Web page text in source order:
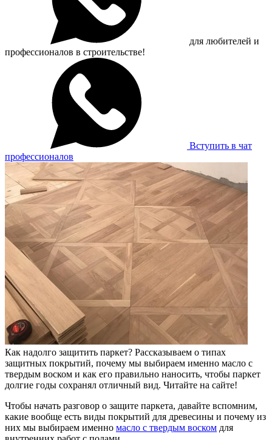
для любителей и
профессионалов в строительстве!
Вступить в чат
профессионалов
Как надолго защитить паркет? Рассказываем о типах
защитных покрытий, почему мы выбираем именно масло с
твердым воском и как его правильно наносить, чтобы паркет
долгие годы сохранял отличный вид. Читайте на сайте!
Чтобы начать разговор о защите паркета, давайте вспомним,
какие вообще есть виды покрытий для древесины и почему из
них мы выбираем именно масло с твердым воском для